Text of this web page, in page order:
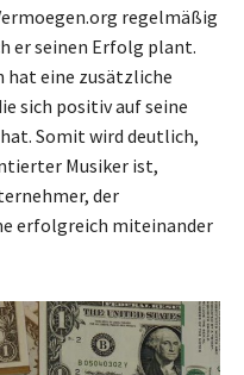
regelmäßig
er seinen Erfolg plant.
hat eine zusätzliche
sich positiv auf seine
Somit wird deutlich,
Musiker ist,
der
erfolgreich miteinander